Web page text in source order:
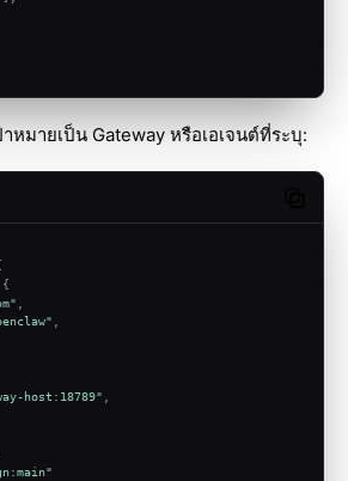
หมายเป็น Gateway หรือเอเจนต์ที่ระบุ:
{
,
host:18789"